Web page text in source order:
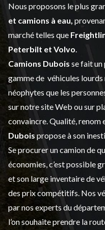
Nous proposons le plus
et camions à eau,
marché telles que
Peterbilt et Volvo
Camions Dubois se fait un
gamme de véhicules lourds
néophytes que les
sur notre site Web ou sur
convaincre. Qualité, renom
Dubois propose à son
Se procurer un camion de
économies, c’est possible
et son large inventaire de
des prix compétitifs. Nos
par nos experts du
l’on souhaite prendre la